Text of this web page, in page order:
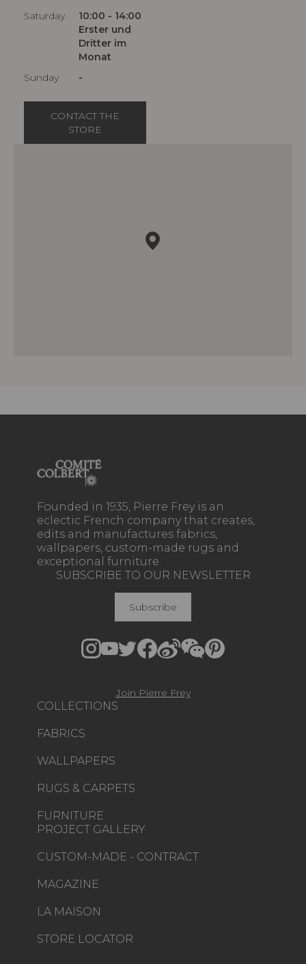
Saturday
10:00 - 14:00
Erster und
Dritter im
Monat
Sunday
-
CONTACT THE
STORE
Founded in 1935, Pierre Frey is an
eclectic French company that creates,
edits and manufactures fabrics,
wallpapers, custom-made rugs and
exceptional furniture.
COLLECTIONS
FABRICS
WALLPAPERS
RUGS & CARPETS
FURNITURE
PROJECT GALLERY
CUSTOM-MADE - CONTRACT
MAGAZINE
LA MAISON
STORE LOCATOR
SUBSCRIBE TO OUR NEWSLETTER
Subscribe
Join Pierre Frey